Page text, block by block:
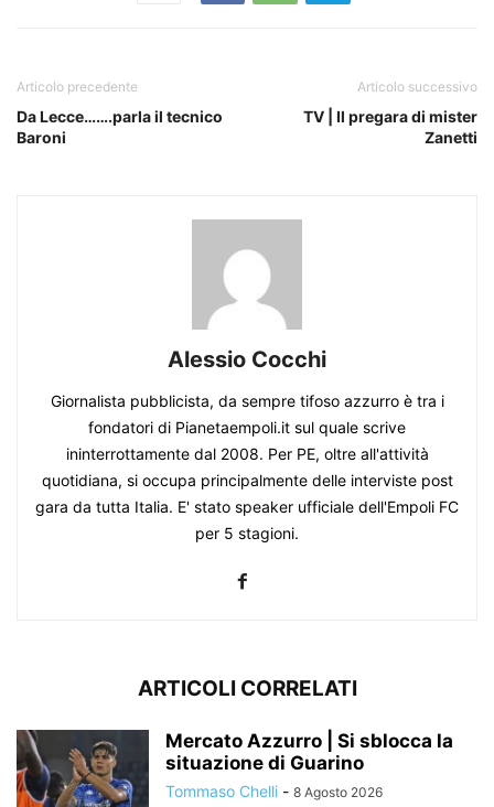
Articolo precedente
Da Lecce…….parla il tecnico
Baroni
Articolo successivo
TV | Il pregara di mister
Zanetti
Alessio Cocchi
Giornalista pubblicista, da sempre tifoso azzurro è tra i
fondatori di Pianetaempoli.it sul quale scrive
ininterrottamente dal 2008. Per PE, oltre all'attività
quotidiana, si occupa principalmente delle interviste post
gara da tutta Italia. E' stato speaker ufficiale dell'Empoli FC
per 5 stagioni.
ARTICOLI CORRELATI
Mercato Azzurro | Si sblocca la
situazione di Guarino
Tommaso Chelli - 8 Agosto 2026